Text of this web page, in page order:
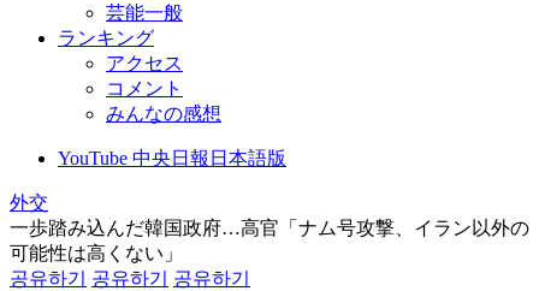
芸能一般
ランキング
アクセス
コメント
みんなの感想
YouTube 中央日報日本語版
外交
一歩踏み込んだ韓国政府…高官「ナム号攻撃、イラン以外の
可能性は高くない」
공유하기
공유하기
공유하기